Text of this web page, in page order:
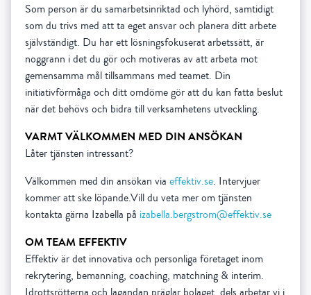
Som person är du samarbetsinriktad och lyhörd, samtidigt
som du trivs med att ta eget ansvar och planera ditt arbete
självständigt. Du har ett lösningsfokuserat arbetssätt, är
noggrann i det du gör och motiveras av att arbeta mot
gemensamma mål tillsammans med teamet. Din
initiativförmåga och ditt omdöme gör att du kan fatta beslut
när det behövs och bidra till verksamhetens utveckling.
VARMT VÄLKOMMEN MED DIN ANSÖKAN
Låter tjänsten intressant?
Välkommen med din ansökan via effektiv.se. Intervjuer
kommer att ske löpande.Vill du veta mer om tjänsten
kontakta gärna Izabella på izabella.bergstrom@effektiv.se
OM TEAM EFFEKTIV
Effektiv är det innovativa och personliga företaget inom
rekrytering, bemanning, coaching, matchning & interim.